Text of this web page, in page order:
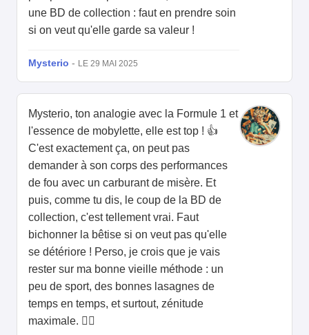
une BD de collection : faut en prendre soin
si on veut qu'elle garde sa valeur !
Mysterio - LE 29 MAI 2025
Mysterio, ton analogie avec la Formule 1 et
l'essence de mobylette, elle est top ! 👍
C'est exactement ça, on peut pas
demander à son corps des performances
de fou avec un carburant de misère. Et
puis, comme tu dis, le coup de la BD de
collection, c'est tellement vrai. Faut
bichonner la bêtise si on veut pas qu'elle
se détériore ! Perso, je crois que je vais
rester sur ma bonne vieille méthode : un
peu de sport, des bonnes lasagnes de
temps en temps, et surtout, zénitude
maximale. 🧘‍♂️